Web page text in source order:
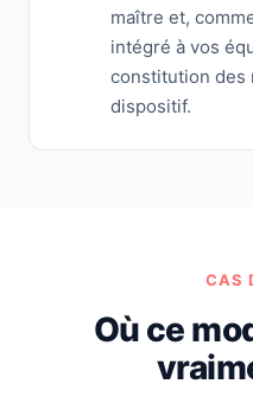
maître et,
intégré à vos
constitution des
dispositif.
CAS
Où ce